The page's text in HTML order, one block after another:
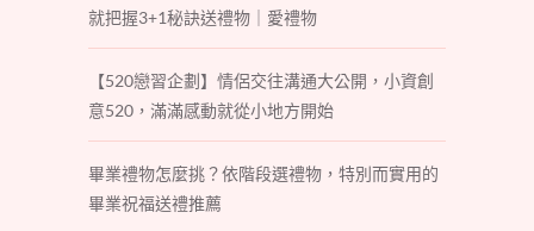
就把握3+1秘訣送禮物｜愛禮物
【520戀習企劃】情侶交往溝通大公開，小資創
意520，滿滿感動就從小地方開始
畢業禮物怎麼挑？依階段選禮物，特別而實用的
畢業祝福送禮推薦